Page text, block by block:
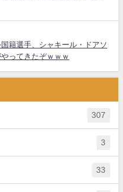
籍選手、シャキール・ドアソ
ってきたぞｗｗｗ
307
3
33